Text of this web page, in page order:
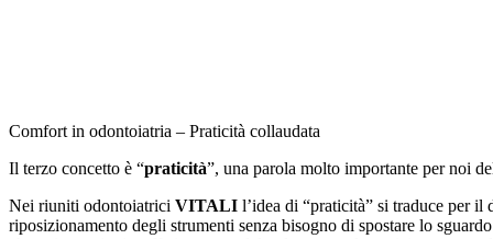
Comfort in odontoiatria – Praticità collaudata
Il terzo concetto è “praticità”, una parola molto importante per noi
Nei riuniti odontoiatrici VITALI l’idea di “praticità” si traduce per
riposizionamento degli strumenti senza bisogno di spostare lo